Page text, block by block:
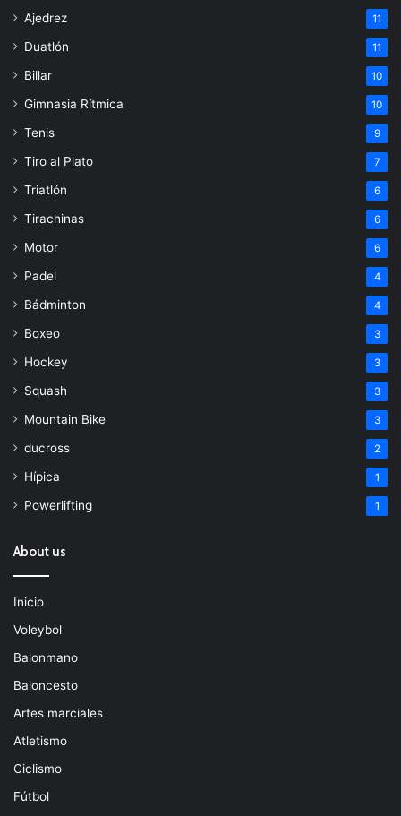
Ajedrez 11
Duatlón 11
Billar 10
Gimnasia Rítmica 10
Tenis 9
Tiro al Plato 7
Triatlón 6
Tirachinas 6
Motor 6
Padel 4
Bádminton 4
Boxeo 3
Hockey 3
Squash 3
Mountain Bike 3
ducross 2
Hípica 1
Powerlifting 1
About us
Inicio
Voleybol
Balonmano
Baloncesto
Artes marciales
Atletismo
Ciclismo
Fútbol